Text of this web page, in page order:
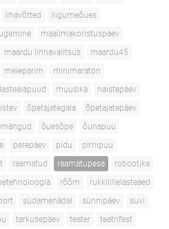
lihavõtted
liigumeõues
lugemine
maailmakoristuspäev
maardu linnavalitsus
maardu45
meieparim
minimaraton
muusika
naistepäev
õpetajategala
õpetajatepäev
õuesõpe
õunapuu
perepäev pidu
pirnipuu
raamatud raamatupesa
robootika
rõõm
rukkilillelasteaed
südamenädal sünnipäev
suvi
tarkusepäev teater
teatrifest